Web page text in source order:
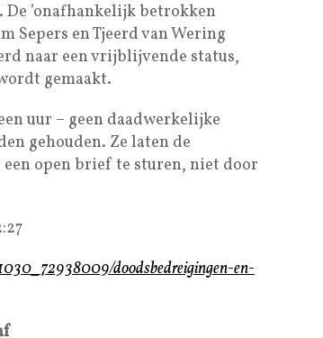
’onafhankelijk betrokken
Sepers en Tjeerd van Wering
naar een vrijblijvende status,
gemaakt.
uur – geen daadwerkelijke
gehouden. Ze laten de
open brief te sturen, niet door
doodsbedreigingen-en-